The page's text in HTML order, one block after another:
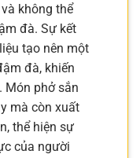
không thể
đà. Sự kết
tạo nên một
đà, khiến
Món phở sắn
mà còn xuất
thể hiện sự
của người